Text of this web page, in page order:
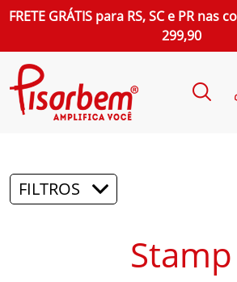
FRETE GRÁTIS para RS, SC e PRnas
299,90
FILTROS
Stamp